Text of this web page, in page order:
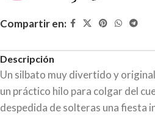
Compartir en:
Descripción
Un silbato muy divertido y
un práctico hilo para colgar del
despedida de solteras una fiesta